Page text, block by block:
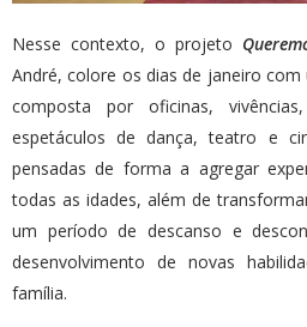
Nesse contexto, o projeto
André, colore os dias de janeiro
composta por oficinas,
espetáculos de dança, teatro e
pensadas de forma a agregar
todas as idades, além de
um período de descanso e
desenvolvimento de novas
família.